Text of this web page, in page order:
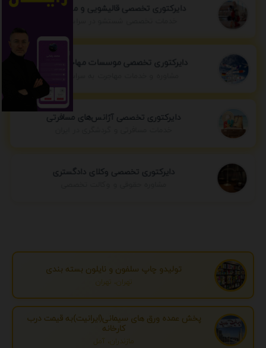
دایرکتوری تخصصی قالیشویی و مبل شویی
دایرکتوری تخصصی موسسات مهاجرتی ایران
مشاوره و خدمات مهاجرت به سراسر جهان
دایرکتوری تخصصی آژانس‌های مسافرتی
دایرکتوری تخصصی وکلای دادگستری
تولیدو چاپ سلفون و نایلون بسته بندی
تهران، تهران
پخش عمده ورق های سیمانی(ایرانیت)به قیمت درب
کارخانه
مازندران، آمل